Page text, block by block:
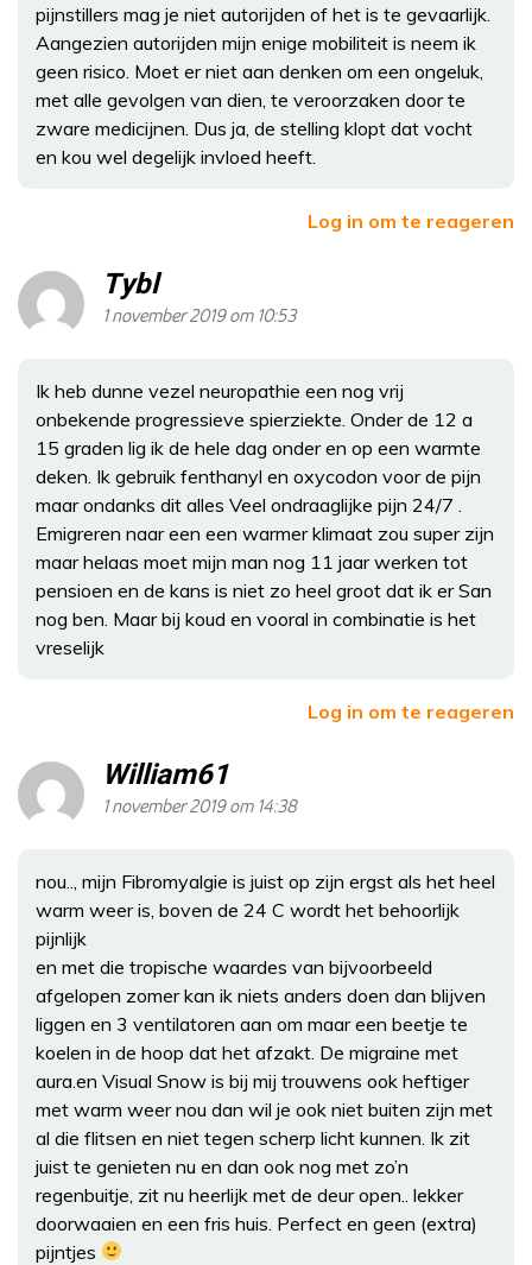
pijnstillers mag je niet autorijden of het is te gevaarlijk.
Aangezien autorijden mijn enige mobiliteit is neem ik
geen risico. Moet er niet aan denken om een ongeluk,
met alle gevolgen van dien, te veroorzaken door te
zware medicijnen. Dus ja, de stelling klopt dat vocht
en kou wel degelijk invloed heeft.
Log in om te reageren
Tybl
1 november 2019 om 10:53
Ik heb dunne vezel neuropathie een nog vrij
onbekende progressieve spierziekte. Onder de 12 a
15 graden lig ik de hele dag onder en op een warmte
deken. Ik gebruik fenthanyl en oxycodon voor de pijn
maar ondanks dit alles Veel ondraaglijke pijn 24/7 .
Emigreren naar een een warmer klimaat zou super zijn
maar helaas moet mijn man nog 11 jaar werken tot
pensioen en de kans is niet zo heel groot dat ik er San
nog ben. Maar bij koud en vooral in combinatie is het
vreselijk
Log in om te reageren
William61
1 november 2019 om 14:38
nou.., mijn Fibromyalgie is juist op zijn ergst als het heel
warm weer is, boven de 24 C wordt het behoorlijk
pijnlijk
en met die tropische waardes van bijvoorbeeld
afgelopen zomer kan ik niets anders doen dan blijven
liggen en 3 ventilatoren aan om maar een beetje te
koelen in de hoop dat het afzakt. De migraine met
aura.en Visual Snow is bij mij trouwens ook heftiger
met warm weer nou dan wil je ook niet buiten zijn met
al die flitsen en niet tegen scherp licht kunnen. Ik zit
juist te genieten nu en dan ook nog met zo’n
regenbuitje, zit nu heerlijk met de deur open.. lekker
doorwaaien en een fris huis. Perfect en geen (extra)
pijntjes